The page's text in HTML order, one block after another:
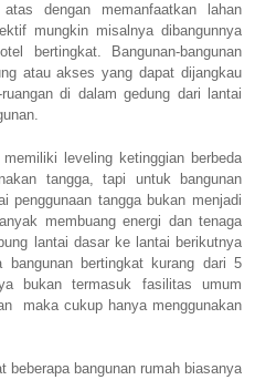
dengan memanfaatkan lahan
mungkin misalnya dibangunnya
bertingkat. Bangunan-bangunan
atau akses yang dapat dijangkau
di dalam gedung dari lantai
leveling ketinggian berbeda
tangga, tapi untuk bangunan
penggunaan tangga bukan menjadi
membuang energi dan tenaga
lantai dasar ke lantai berikutnya
bertingkat kurang dari 5
bukan termasuk fasilitas umum
maka cukup hanya menggunakan
beberapa bangunan rumah biasanya